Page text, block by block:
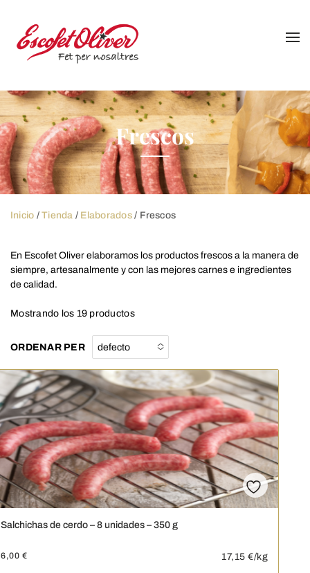
content
Frescos
Inicio /Tienda / Elaborados/ Frescos
En Escofet Oliver elaboramos los productos frescos a la manera de
siempre, artesanalmente y con las mejores carnes e ingredientes
de calidad.
Mostrando los 19 productos
ORDENAR PER defecto
No options to
choose
Salchichas de cerdo – 8 unidades – 350 g
6,00 € 17,15 €/kg